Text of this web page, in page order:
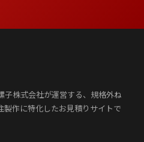
子株式会社が運営する、規格外ね
製作に特化したお見積りサイトで